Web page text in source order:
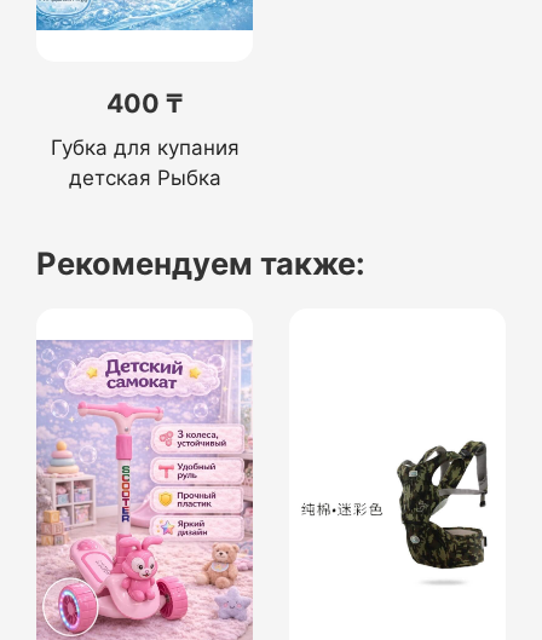
400 ₸
Губка для купания
детская Рыбка
Рекомендуем также: